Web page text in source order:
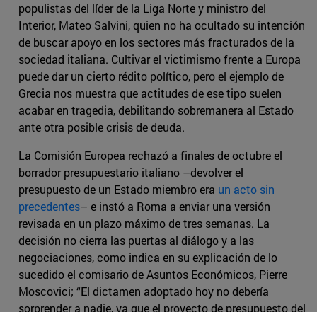
populistas del líder de la Liga Norte y ministro del
Interior, Mateo Salvini, quien no ha ocultado su intención
de buscar apoyo en los sectores más fracturados de la
sociedad italiana. Cultivar el victimismo frente a Europa
puede dar un cierto rédito político, pero el ejemplo de
Grecia nos muestra que actitudes de ese tipo suelen
acabar en tragedia, debilitando sobremanera al Estado
ante otra posible crisis de deuda.
La Comisión Europea rechazó a finales de octubre el
borrador presupuestario italiano –devolver el
presupuesto de un Estado miembro era un acto sin
precedentes– e instó a Roma a enviar una versión
revisada en un plazo máximo de tres semanas. La
decisión no cierra las puertas al diálogo y a las
negociaciones, como indica en su explicación de lo
sucedido el comisario de Asuntos Económicos, Pierre
Moscovici; “El dictamen adoptado hoy no debería
sorprender a nadie, ya que el proyecto de presupuesto del